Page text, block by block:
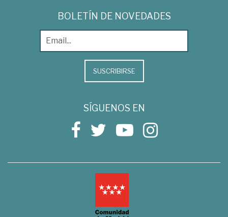
BOLETÍN DE NOVEDADES
SUSCRIBIRSE
SÍGUENOS EN